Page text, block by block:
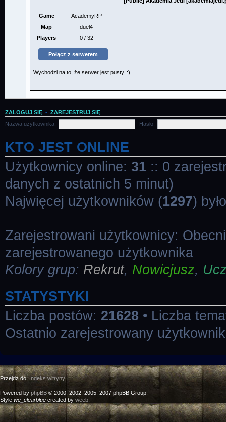
ZALOGUJ SIĘ • ZAREJESTRUJ SIĘ
Nazwa użytkownika:
Hasło:
KTO JEST ONLINE
Użytkownicy online: 31 :: 0
danych z ostatnich 5 minut)
Najwięcej użytkowników (1297)
Zarejestrowani użytkownicy:
zarejestrowanego użytkownika
Kolory grup: Rekrut, Nowicjusz,
STATYSTYKI
Liczba postów: 21628 • Liczba
Ostatnio zarejestrowany
Przejdź do:Indeks witryny
Powered by phpBB © 2000, 2002, 2005, 2007 phpBB Group.
Style we_clearblue created by weeb